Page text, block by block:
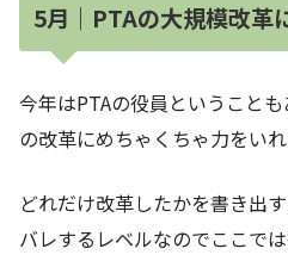
5月｜PTAの大規模改革
今年はPTAの役員ということ
の改革にめちゃくちゃ力をい
どれだけ改革したかを書き出
バレするレベルなのでここで